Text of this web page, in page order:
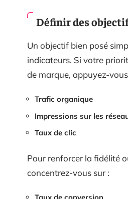
Définir des
Un objectif bien posé
indicateurs. Si votre
de marque, appuyez-vous
Trafic organique
Impressions sur les
Taux de clic
Pour renforcer la fidélité
concentrez-vous sur :